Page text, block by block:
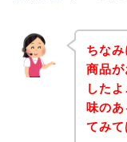
ちな
商品が
した
味の
てみて